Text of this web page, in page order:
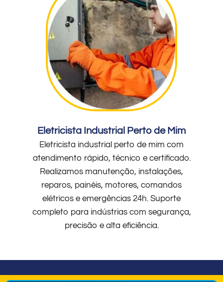
Eletricista Industrial Perto de Mim
Eletricista industrial perto de mim com
atendimento rápido, técnico e certificado.
Realizamos manutenção, instalações,
reparos, painéis, motores, comandos
elétricos e emergências 24h. Suporte
completo para indústrias com segurança,
precisão e alta eficiência.